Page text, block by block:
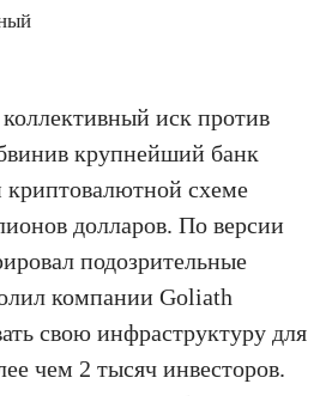
иск против
крупнейший банк
схеме
долларов. По версии
подозрительные
компании Goliath
свою инфраструктуру для
чем 2 тысяч инвесторов.